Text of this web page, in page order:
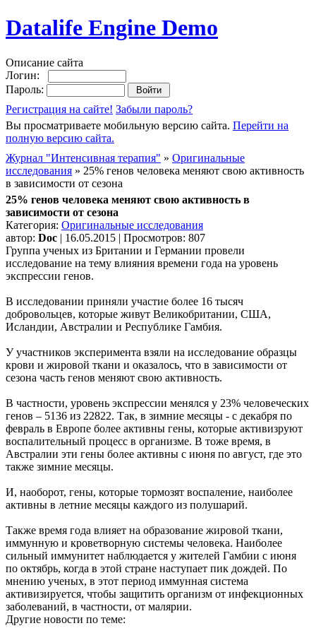
Datalife Engine Demo
Описание сайта
Логин:
Пароль:
Регистрация на сайте! Забыли пароль?
Вы просматриваете мобильную версию сайта. Перейти на
полную версию сайта.
Журнал "Интенсивная терапия" » Оригинальные
исследования » 25% генов человека меняют свою активность
в зависимости от сезона
25% генов человека меняют свою активность в
зависимости от сезона
Категория: Оригинальные исследования
автор: Doc | 16.05.2015 | Просмотров: 807
Группа ученых из Британии и Германии провели
исследование на тему влияния времени года на уровень
экспрессии генов.
В исследовании приняли участие более 16 тысяч
добровольцев, которые живут Великобритании, США,
Исландии, Австралии и Республике Гамбия.
У участников эксперимента взяли на исследование образцы
крови и жировой ткани и оказалось, что в зависимости от
сезона часть генов меняют свою активность.
В частности, уровень экспрессии менялся у 23% человеческих
генов – 5136 из 22822. Так, в зимние месяцы - с декабря по
февраль в Европе более активны гены, которые активизруют
воспалительный процесс в организме. В тоже время, в
Австралии эти гены более активны с июня по август, где это
также зимние месяцы.
И, наоборот, гены, которые тормозят воспаление, наиболее
активны в летние месяцы каждого из полушарий.
Также время года влияет на образование жировой ткани,
иммунную и кроветворную системы человека. Наиболее
сильный иммунитет наблюдается у жителей Гамбии с июня
по октябрь, когда в этой стране наступает пик дождей. По
мнению ученых, в этот период иммунная система
активизируется, чтобы защитить организм от инфекционных
заболеваний, в частности, от малярии.
Другие новости по теме: